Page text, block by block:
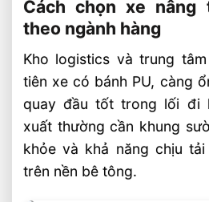
Cách chọn xe
theo ngành hàng
Kho logistics và trung
tiên xe có bánh PU, càng
quay đầu tốt trong lối đi
xuất thường cần khung
khỏe và khả năng chịu
trên nền bê tông.